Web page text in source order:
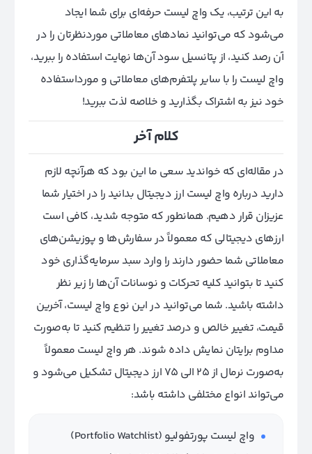
به این ترتیب، یک واچ لیست حرفه‌ای برای شما ایجاد
می‌شود که می‌توانید نمادهای معاملاتی مورد‌نظرتان را در
آن رصد کنید، از پتانسیل سود آن‌ها نهایت استفاده را ببرید،
واچ لیست را با سایر پلتفرم‌های معاملاتی و مورد‌استفاده
خود نیز به اشتراک بگذارید و خلاصه لذت ببرید!
کلام آخر
در مقاله‌ای که خواندید سعی ما این بود که هرآنچه لازم
دارید درباره واچ‌ لیست ارز دیجیتال بدانید را در اختیار شما
عزیزان قرار دهیم. همانطور که متوجه شدید، کافی است
ارزهای دیجیتالی که معمولاً در سفارش‌ها و پوزیشن‌های
معاملاتی شما حضور دارند را وارد سبد سرمایه‌گذاری خود
کنید تا بتوانید کلیه تحرکات و نوسانات آن‌ها را زیر نظر
داشته باشید. شما می‌توانید در این نوع واچ لیست، آخرین
قیمت، تغییر خالص و درصد تغییر را تنظیم کنید تا به‌صورت
مداوم برایتان نمایش داده شوند. هر واچ لیست معمولاً
به‌صورت نرمال از ۲۵ الی ۷۵ ارز دیجیتال تشکیل می‌شود و
می‌تواند انواع مختلفی داشته باشد:
واچ لیست پورتفولیو (Portfolio Watchlist)